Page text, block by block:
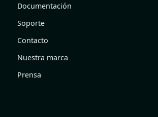
Documentación
Soporte
Contacto
Nuestra marca
Prensa